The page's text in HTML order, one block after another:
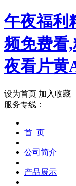
午夜福利
频免费看
夜看片黄
设为首页 加入收藏
服务专线：
首 页
公司简介
产品展示